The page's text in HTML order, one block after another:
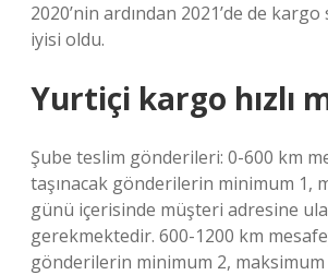
2020’nin ardından 2021’de de
iyisi oldu.
Yurtiçi kargo hızlı
Şube teslim gönderileri: 0-600 km
taşınacak gönderilerin minimum 1,
günü içerisinde müşteri adresine
gerekmektedir. 600-1200 km
gönderilerin minimum 2,